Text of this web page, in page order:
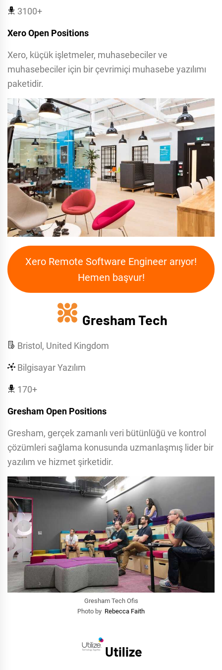
3100+
Xero Open Positions
Xero, küçük işletmeler, muhasebeciler ve
muhasebeciler için bir çevrimiçi muhasebe yazılımı
paketidir.
Xero Remote Software Engineer arıyor!
Hemen başvur!
Gresham Tech
Bristol, United Kingdom
Bilgisayar Yazılım
170+
Gresham Open Positions
Gresham, gerçek zamanlı veri bütünlüğü ve kontrol
çözümleri sağlama konusunda uzmanlaşmış lider bir
yazılım ve hizmet şirketidir.
Gresham Tech Ofis
Photo by Rebecca Faith
Utilize